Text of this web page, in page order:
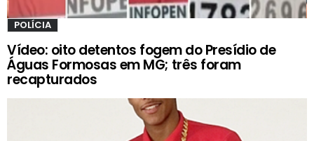
POLÍCIA
Vídeo: oito detentos fogem do Presídio de
Águas Formosas em MG; três foram
recapturados